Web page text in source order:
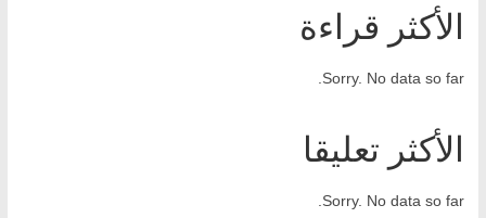
الأكثر قراءة
Sorry. No data so far.
الأكثر تعليقا
Sorry. No data so far.